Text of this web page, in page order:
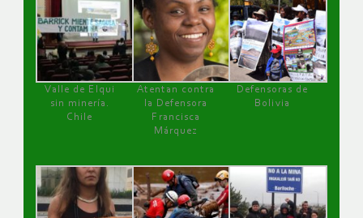
Valle de Elqui
sin minería.
Chile
Atentan contra
la Defensora
Francisca
Márquez
Defensoras de
Bolivia